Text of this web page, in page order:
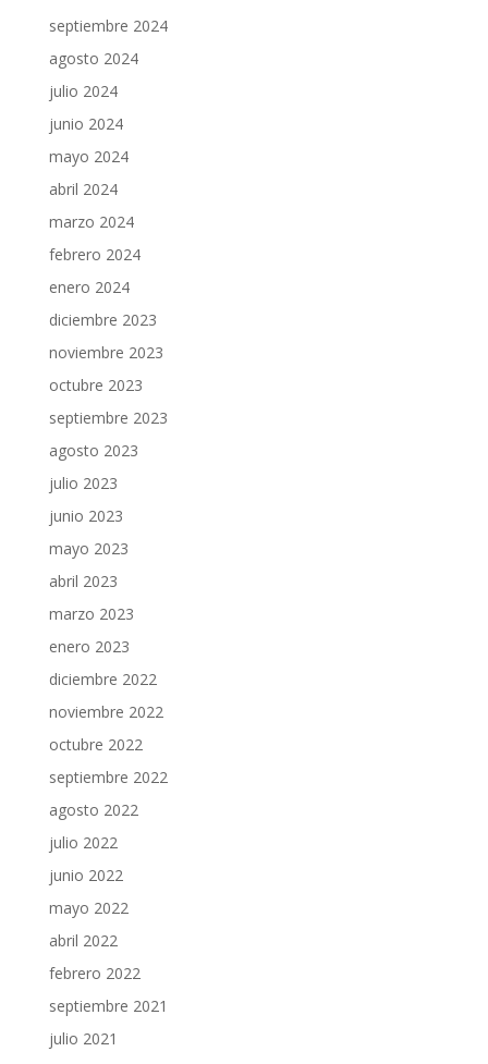
septiembre 2024
agosto 2024
julio 2024
junio 2024
mayo 2024
abril 2024
marzo 2024
febrero 2024
enero 2024
diciembre 2023
noviembre 2023
octubre 2023
septiembre 2023
agosto 2023
julio 2023
junio 2023
mayo 2023
abril 2023
marzo 2023
enero 2023
diciembre 2022
noviembre 2022
octubre 2022
septiembre 2022
agosto 2022
julio 2022
junio 2022
mayo 2022
abril 2022
febrero 2022
septiembre 2021
julio 2021